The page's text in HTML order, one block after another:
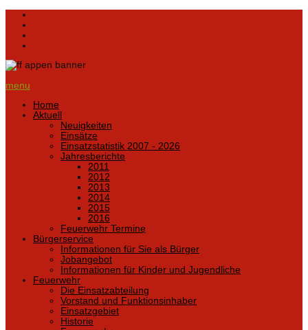
menu
Home
Aktuell
Neuigkeiten
Einsätze
Einsatzstatistik 2007 - 2026
Jahresberichte
2011
2012
2013
2014
2015
2016
Feuerwehr Termine
Bürgerservice
Informationen für Sie als Bürger
Jobangebot
Informationen für Kinder und Jugendliche
Feuerwehr
Die Einsatzabteilung
Vorstand und Funktionsinhaber
Einsatzgebiet
Historie